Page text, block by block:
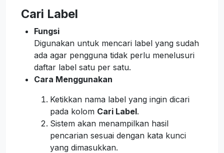
Cari Label
Fungsi
Digunakan untuk mencari label yang sudah
ada agar pengguna tidak perlu menelusuri
daftar label satu per satu.
Cara Menggunakan
Ketikkan nama label yang ingin dicari
pada kolom Cari Label.
Sistem akan menampilkan hasil
pencarian sesuai dengan kata kunci
yang dimasukkan.